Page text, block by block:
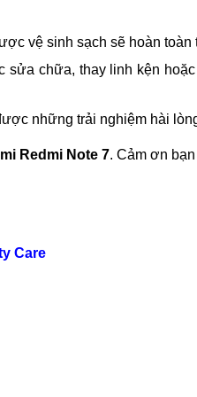
vệ sinh sạch sẽ hoàn
sửa chữa, thay linh kện
những trải nghiệm hài
Redmi Note 7. Cảm ơn
Care